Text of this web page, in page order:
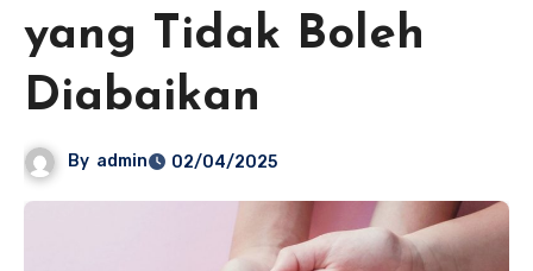
yang Tidak Boleh
Diabaikan
By admin 02/04/2025